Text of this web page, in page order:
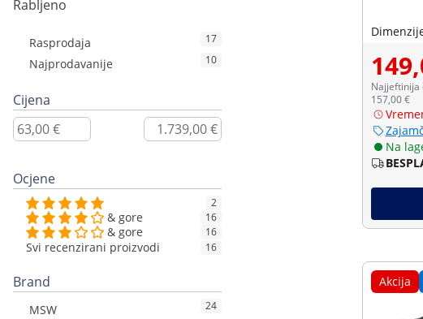
Rabljeno
Rasprodaja 17
Najprodavanije 10
Cijena
Ocjene
2
& gore 16
& gore 16
Svi recenzirani proizvodi 16
Brand
MSW 24
Najjeftinija
157,00 €
Na
Akcija